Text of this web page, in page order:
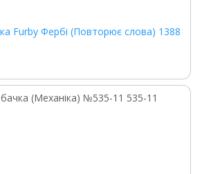
Furby Фербі (Повторює слова) 1388